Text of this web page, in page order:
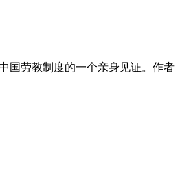
国劳教制度的一个亲身见证。作者